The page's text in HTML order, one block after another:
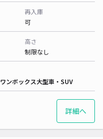
再入庫
可
高さ
制限なし
ワンボックス大型車・SUV
詳細へ